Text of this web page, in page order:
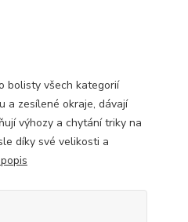
bolisty všech kategorií
a zesílené okraje, dávají
výhozy a chytání triky na
díky své velikosti a